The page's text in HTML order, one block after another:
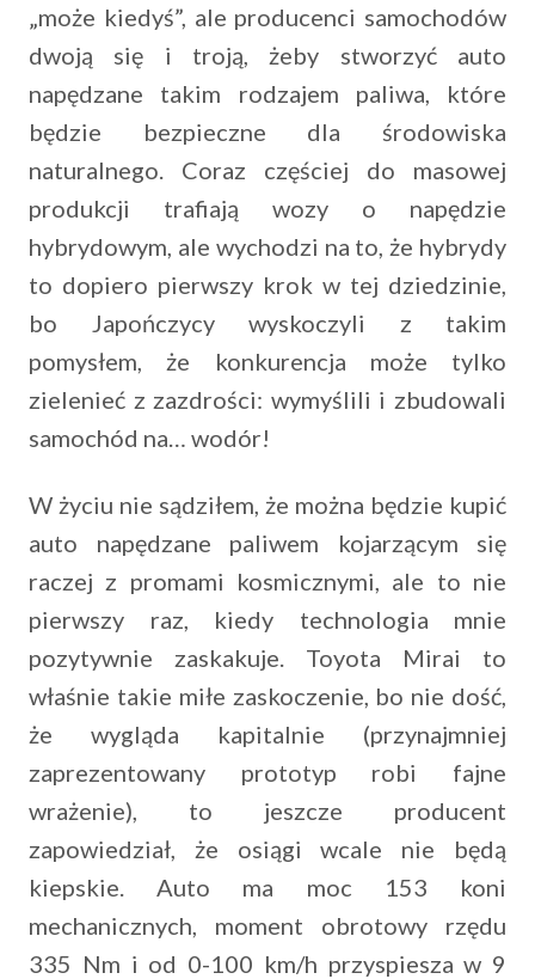
„może kiedyś”, ale producenci samochodów
dwoją się i troją, żeby stworzyć auto
napędzane takim rodzajem paliwa, które
będzie bezpieczne dla środowiska
naturalnego. Coraz częściej do masowej
produkcji trafiają wozy o napędzie
hybrydowym, ale wychodzi na to, że hybrydy
to dopiero pierwszy krok w tej dziedzinie,
bo Japończycy wyskoczyli z takim
pomysłem, że konkurencja może tylko
zielenieć z zazdrości: wymyślili i zbudowali
samochód na… wodór!
W życiu nie sądziłem, że można będzie kupić
auto napędzane paliwem kojarzącym się
raczej z promami kosmicznymi, ale to nie
pierwszy raz, kiedy technologia mnie
pozytywnie zaskakuje. Toyota Mirai to
właśnie takie miłe zaskoczenie, bo nie dość,
że wygląda kapitalnie (przynajmniej
zaprezentowany prototyp robi fajne
wrażenie), to jeszcze producent
zapowiedział, że osiągi wcale nie będą
kiepskie. Auto ma moc 153 koni
mechanicznych, moment obrotowy rzędu
335 Nm i od 0-100 km/h przyspiesza w 9